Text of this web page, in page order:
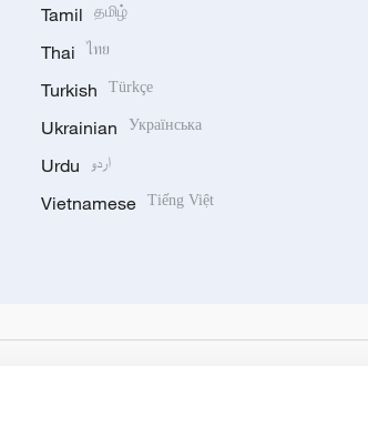
Tamil தமிழ்
Thai ไทย
Turkish Türkçe
Ukrainian Українська
Urdu اردو
Vietnamese Tiếng Việt